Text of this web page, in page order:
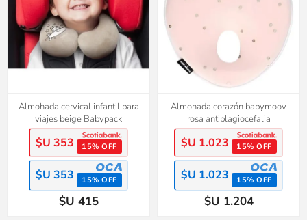
Almohada cervical infantil para
viajes beige Babypack
$U 353 15% OFF
$U 353 15% OFF
$U 415
Almohada corazón babymoov
rosa antiplagiocefalia
$U 1.023 15% OFF
$U 1.023 15% OFF
$U 1.204